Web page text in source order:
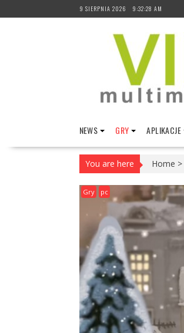
to
9 SIERPNIA 2026 9:32:29 AM
NEWS GRY APLIKACJE
You are here Home >
Gry pc